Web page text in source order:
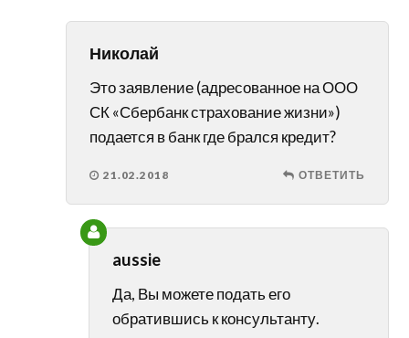
Николай
Это заявление (адресованное на ООО
СК «Сбербанк страхование жизни»)
подается в банк где брался кредит?
21.02.2018 ОТВЕТИТЬ
aussie
Да, Вы можете подать его
обратившись к консультанту.